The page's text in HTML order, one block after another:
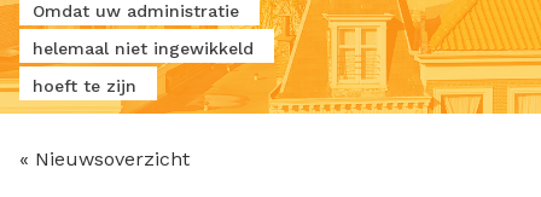
Omdat uw administratie
helemaal niet ingewikkeld
hoeft te zijn
« Nieuwsoverzicht